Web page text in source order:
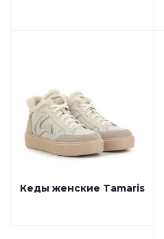
Кеды женские Tamaris